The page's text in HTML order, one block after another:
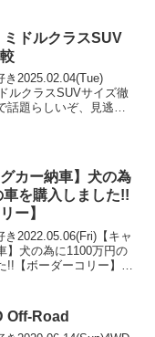
！！2:アウト...
ミドルクラスSUV
き2025.02.04(Tue)
ルクラスSUVサイズ徹
話題らしいぞ、見逃さ
グカー納車】犬の為
を購入しました!!
ー】
き2022.05.06(Fri)【キャ
】犬の為に1100万円の
!!【ボーダーコリー】っ
...
Off-Road